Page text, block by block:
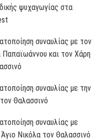
ψυχαγωγίας στα
συναυλίας με τον
και τον Χάρη
συναυλίας με την
Θαλασσινό
συναυλίας με
Νικόλα τον Θαλασσινό